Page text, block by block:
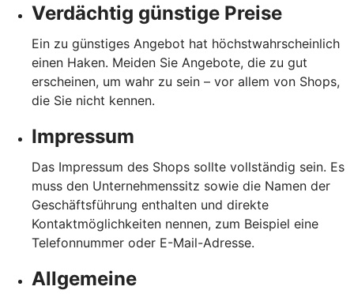
Verdächtig günstige Preise
Ein zu günstiges Angebot hat höchstwahrscheinlich
einen Haken. Meiden Sie Angebote, die zu gut
erscheinen, um wahr zu sein – vor allem von Shops,
die Sie nicht kennen.
Impressum
Das Impressum des Shops sollte vollständig sein. Es
muss den Unternehmenssitz sowie die Namen der
Geschäftsführung enthalten und direkte
Kontaktmöglichkeiten nennen, zum Beispiel eine
Telefonnummer oder E-Mail-Adresse.
Allgemeine